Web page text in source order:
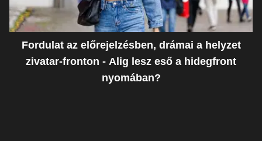
Fordulat az előrejelzésben, drámai a helyzet
zivatar-fronton - Alig lesz eső a hidegfront
nyomában?